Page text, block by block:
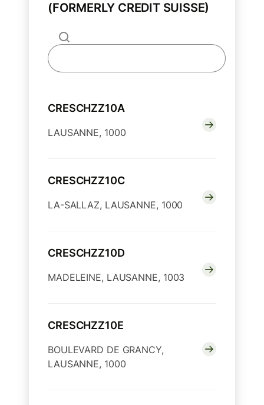
(FORMERLY CREDIT SUISSE)
CRESCHZZ10A
LAUSANNE, 1000
CRESCHZZ10C
LA-SALLAZ, LAUSANNE, 1000
CRESCHZZ10D
MADELEINE, LAUSANNE, 1003
CRESCHZZ10E
BOULEVARD DE GRANCY,
LAUSANNE, 1000